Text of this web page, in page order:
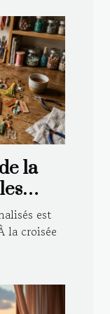
la
est
la croisée